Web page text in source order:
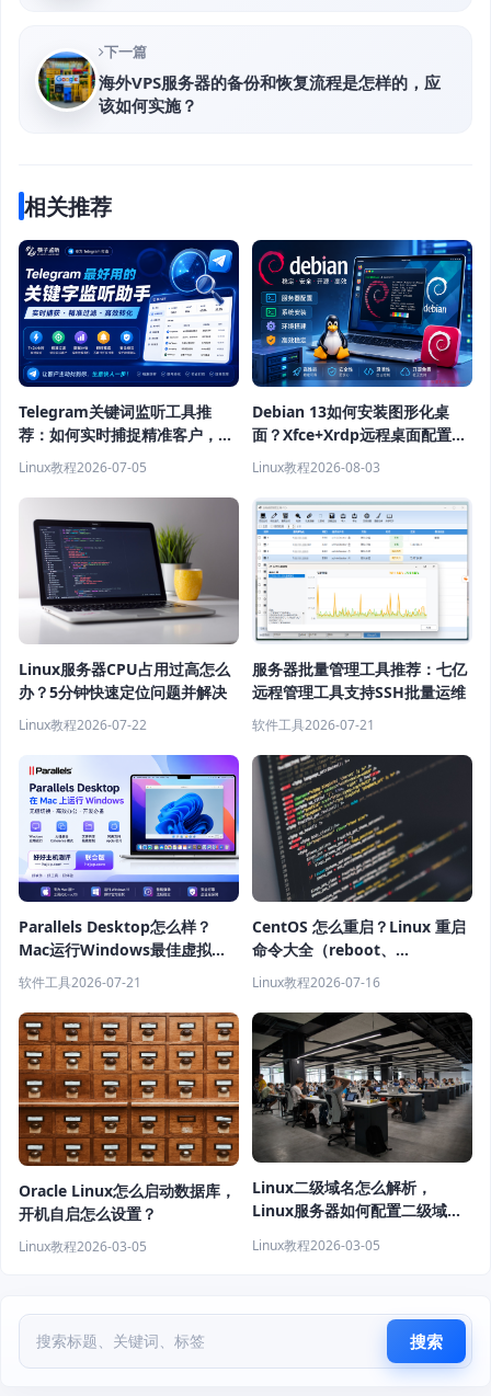
下一篇
海外VPS服务器的备份和恢复流程是怎样的，应
该如何实施？
相关推荐
Telegram关键词监听工具推
荐：如何实时捕捉精准客户，提
高获客效率？
Linux教程2026-07-05
Debian 13如何安装图形化桌
面？Xfce+Xrdp远程桌面配置教
程
Linux教程2026-08-03
Linux服务器CPU占用过高怎么
办？5分钟快速定位问题并解决
Linux教程2026-07-22
服务器批量管理工具推荐：七亿
远程管理工具支持SSH批量运维
软件工具2026-07-21
Parallels Desktop怎么样？
Mac运行Windows最佳虚拟机
软件推荐
软件工具2026-07-21
CentOS 怎么重启？Linux 重启
命令大全（reboot、
shutdown、systemctl 教程）
Linux教程2026-07-16
Oracle Linux怎么启动数据库，
开机自启怎么设置？
Linux教程2026-03-05
Linux二级域名怎么解析，
Linux服务器如何配置二级域
Linux教程2026-03-05
搜索